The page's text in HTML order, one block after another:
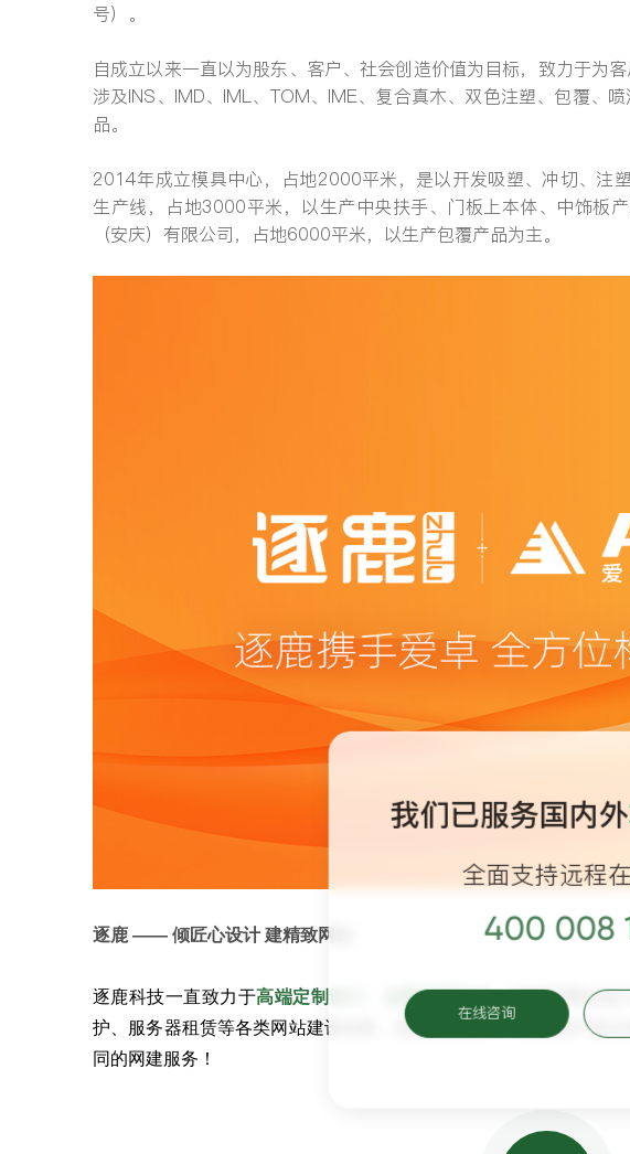
号）。
自成立以来一直以为股东、客户、社会创造价值为目标，致力于为
涉及INS、IMD、IML、TOM、IME、复合真木、双色注塑、包覆、
品。
2014年成立模具中心，占地2000平米，是以开发吸塑、冲切、注
生产线，占地3000平米，以生产中央扶手、门板上本体、中饰板
（安庆）有限公司，占地6000平米，以生产包覆产品为主。
逐鹿 —— 倾匠心设计 建精致网站
逐鹿科技一直致力于高端定制设计 品牌官网开发 、营销型网站设
护、服务器租赁等各类网站建设业务，坚持匠心设计，站在用户的
同的网建服务！
我们已服务国内外
全面支持远程
400 008
在线咨询